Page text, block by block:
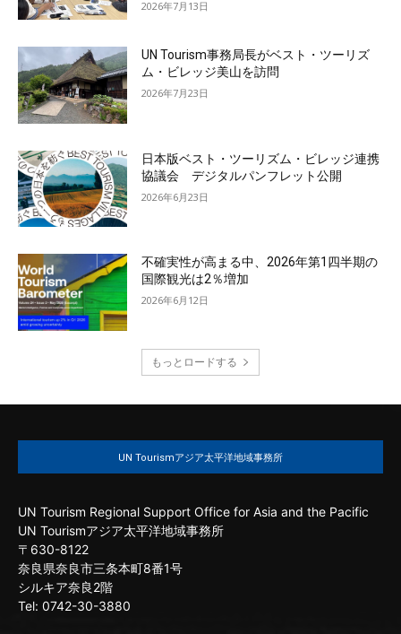
2026年7月13日
UN Tourism事務局長がベスト・ツーリズ
ム・ビレッジ美山を訪問
2026年7月23日
日本版ベスト・ツーリズム・ビレッジ連携
協議会 デジタルパンフレット公開
2026年6月23日
不確実性が高まる中、2026年第1四半期の
国際観光は2％増加
2026年6月12日
もっとロードする
UN Tourismアジア太平洋地域事務所
UN Tourism Regional Support Office for Asia and the Pacific
UN Tourismアジア太平洋地域事務所
〒630-8122
奈良県奈良市三条本町8番1号
シルキア奈良2階
Tel: 0742-30-3880